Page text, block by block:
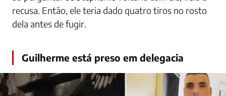
recusa. Então, ele teria dado quatro tiros no rosto
dela antes de fugir.
Guilherme está preso em delegacia